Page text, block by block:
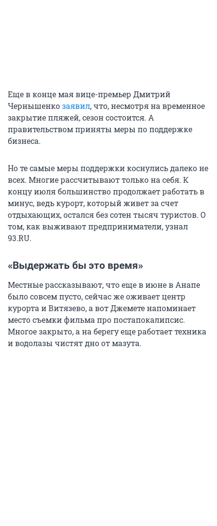
Еще в конце мая вице-премьер Дмитрий
Чернышенкозаявил, что, несмотря на временное
закрытие пляжей, сезон состоится. А
правительством приняты меры по поддержке
бизнеса.
Но те самые меры поддержки коснулись далеко не
всех. Многие рассчитывают только на себя. К
концу июля большинство продолжает работать в
минус, ведь курорт, который живет за счет
отдыхающих, остался без сотен тысяч туристов. О
том, как выживают предприниматели, узнал
93.RU.
«Выдержать бы это время»
Местные рассказывают, что еще в июне в Анапе
было совсем пусто, сейчас же оживает центр
курорта и Витязево, а вот Джемете напоминает
место съемки фильма про постапокалипсис.
Многое закрыто, а на берегу еще работает техника
и водолазы чистят дно от мазута.